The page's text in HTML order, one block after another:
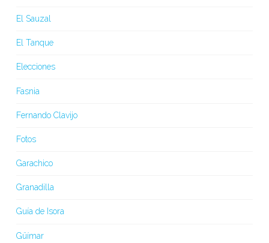
El Sauzal
El Tanque
Elecciones
Fasnia
Fernando Clavijo
Fotos
Garachico
Granadilla
Guía de Isora
Güímar